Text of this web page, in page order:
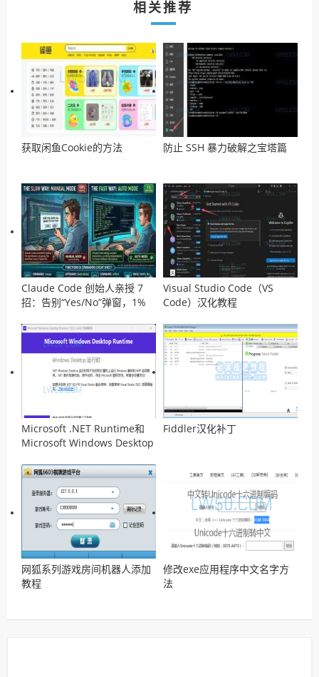
相关推荐
获取闲鱼Cookie的方法 防止 SSH 暴力破解之宝塔篇
Claude Code 创始人亲授 7
招：告别“Yes/No”弹窗，1%
卷代码
Visual Studio Code（VS
Code）汉化教程
Microsoft .NET Runtime和
Microsoft Windows Desktop
Fiddler汉化补丁
网狐系列游戏房间机器人添加
教程
修改exe应用程序中文名字方
法